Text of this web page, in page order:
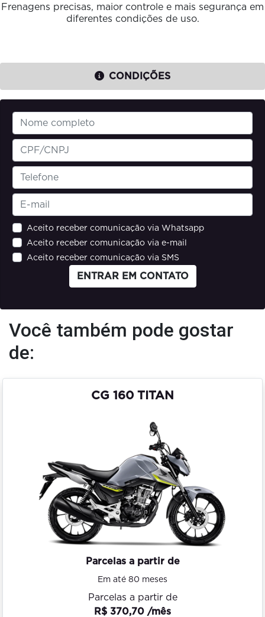
Frenagens precisas, maior controle e mais segurança em
diferentes condições de uso.
CONDIÇÕES
Aceito receber comunicação via Whatsapp
Aceito receber comunicação via e-mail
Aceito receber comunicação via SMS
ENTRAR EM CONTATO
Você também pode gostar
de:
CG 160 TITAN
Parcelas a partir de
Em até 80 meses
Parcelas a partir de
R$ 370,70 /mês